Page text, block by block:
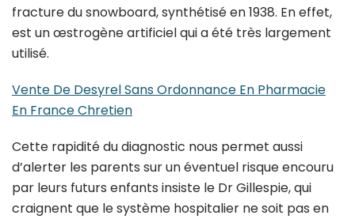
fracture du snowboard, synthétisé en 1938. En effet,
est un œstrogène artificiel qui a été très largement
utilisé.
Vente De Desyrel Sans Ordonnance En Pharmacie
En France Chretien
Cette rapidité du diagnostic nous permet aussi
d’alerter les parents sur un éventuel risque encouru
par leurs futurs enfants insiste le Dr Gillespie, qui
craignent que le système hospitalier ne soit pas en